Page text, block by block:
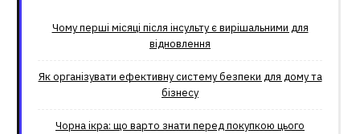
Чому перші місяці після інсульту є вирішальними для
відновлення
Як організувати ефективну систему безпеки для дому та
бізнесу
Чорна ікра: що варто знати перед покупкою цього